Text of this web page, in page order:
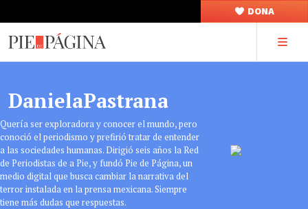
DONA
DanielaPastrana
Quería ser exploradora y conocer el mundo, pero
conoció el periodismo y prefirió tratar de entender
a las sociedades humanas. Dirigió seis años la Red
de Periodistas de a Pie, y fundó Pie de Página, un
medio digital que busca cambiar la narrativa del
terror instalada en la prensa mexicana. Siempre
tiene más dudas que respuestas.